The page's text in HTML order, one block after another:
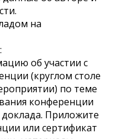
на
об участии с
(круглом столе
по теме
конференции
Приложите
или сертификат